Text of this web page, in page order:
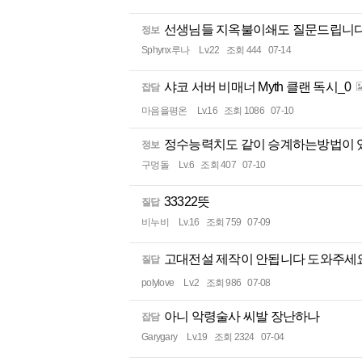
정보 선생님들 지옥불이쇄도 질문드립니
Sphynx루나 Lv.22 조회 444 07-14
잡담 샤코 서버 비매너 Myth 클랜 독시_0
마음을평온 Lv.16 조회 1086 07-10
정보 정수능력치도 같이 승계하는방법이
구멍돌 Lv.6 조회 407 07-10
질답 33322뜻
비누비 Lv.16 조회 759 07-09
질답 고대전설 제작이 안됩니다 도와주세
polylove Lv.2 조회 986 07-08
잡담 아니 악령술사 씨발 장난하나
Garygary Lv.19 조회 2324 07-04